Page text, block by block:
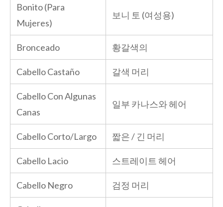
Bonito (Para
Mujeres)
보니 토 (여성용)
Bronceado 황갈색의
Cabello Castaño 갈색 머리
Cabello Con Algunas
Canas
일부 카나스와 헤어
Cabello Corto/Largo 짧은 / 긴 머리
Cabello Lacio 스트레이트 헤어
Cabello Negro 검정 머리